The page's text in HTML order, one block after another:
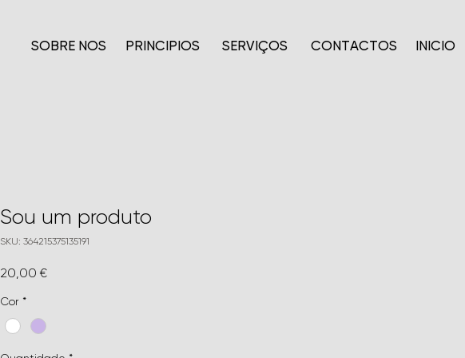
SOBRE NÓS PRINCÍPIOS SERVIÇOS CONTACTOS INÍCIO
Sou um produto
SKU: 364215375135191
20,00 €Preço
Cor *